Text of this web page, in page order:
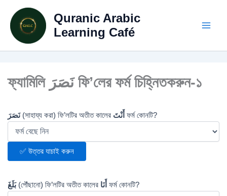
content
Quranic Arabic
Learning Café
ফ্যামিলি نَصَرَ ফি’লের ফর্ম চিহ্নিতকরুন-১
نَصَرَ(সাহায্য করা) ফি’লটির অতীত কালের أَنْتَ ফর্ম কোনটি?
✅ উত্তর যাচাই করুন
بَلَغَ(পৌঁছানো) ফি’লটির অতীত কালের أَنَا ফর্ম কোনটি?